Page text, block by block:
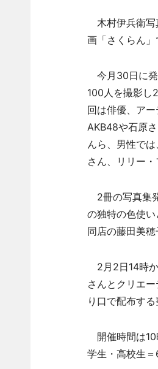
木村伊兵衛写
画「さくらん」
今月30日に発
100人を撮影し
回は俳優、ア
AKB48や石原
んら、男性で
さん、リリー
2冊の写真集
の独特の色使
同店の藤田美穂
2月2日14時か
さんとクリエ
り口で配布する
開催時間は10
学生・高校生＝